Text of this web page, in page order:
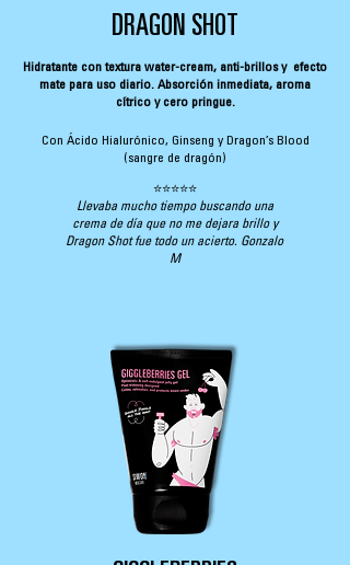
Con Ácido Hialurónico, Ginseng y Dragon’s Blood
(sangre de dragón)
⭐⭐⭐⭐⭐
Llevaba mucho tiempo buscando una
crema de día que no me dejara brillo y
Dragon Shot fue todo un acierto. Gonzalo
M
DRAGON SHOT
Hidratante con textura water-cream, anti-brillos y efecto
mate para uso diario. Absorción inmediata, aroma
cítrico y cero pringue.